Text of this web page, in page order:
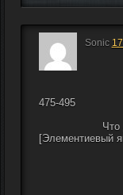
Sonic
475-495
[Элементиевый